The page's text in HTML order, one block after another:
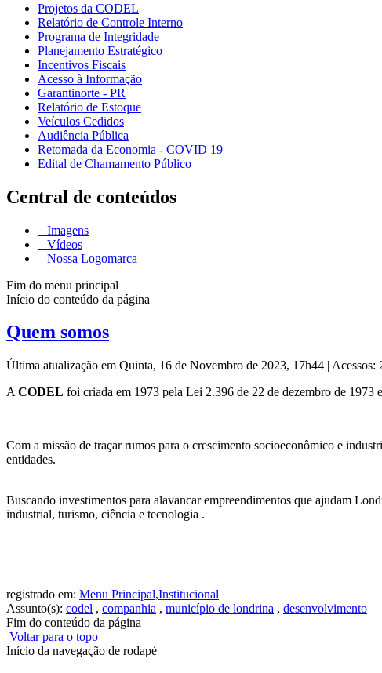
Projetos da CODEL
Relatório de Controle Interno
Programa de Integridade
Planejamento Estratégico
Incentivos Fiscais
Acesso à Informação
Garantinorte - PR
Relatório de Estoque
Veículos Cedidos
Audiência Pública
Retomada da Economia - COVID 19
Edital de Chamamento Público
Central de conteúdos
Imagens
Vídeos
Nossa Logomarca
Fim do menu principal
Início do conteúdo da página
Quem somos
Última atualização em Quinta, 16 de Novembro de 2023, 17h44 | Acessos:
A CODEL foi criada em 1973 pela Lei 2.396 de 22 de dezembro de 1973
Com a missão de traçar rumos para o crescimento socioeconômico e
entidades.
Buscando investimentos para alavancar empreendimentos que ajudam
industrial, turismo, ciência e tecnologia .
registrado em: Menu Principal,Institucional
Assunto(s): codel , companhia , município de londrina , desenvolvimento
Fim do conteúdo da página
Voltar para o topo
Início da navegação de rodapé